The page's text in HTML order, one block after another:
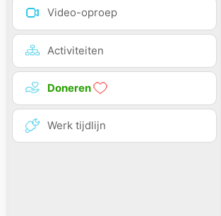
Video-oproep
Activiteiten
Doneren
Werk tijdlijn